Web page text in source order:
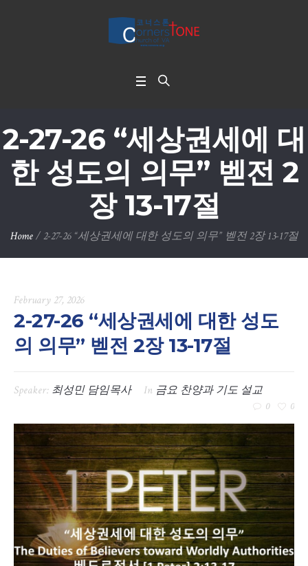
2-27-26 “세상권세에 대
한 성도의 의무” 벧전 2
장 13-17절
Home /2-27-26 “세상권세에 대한 성도의 의무” 벧전 2장 13-17절
February 27, 2026
2-27-26 “세상권세에 대한 성도
의 의무” 벧전 2장 13-17절
Speaker: 최성민 담임목사 In 금요 찬양과 기도 설교
0 0